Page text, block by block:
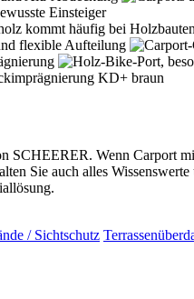
Wenn Carport
Sie auch alles
/ Sichtschutz